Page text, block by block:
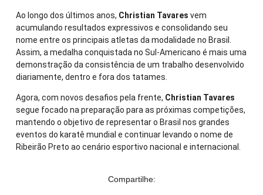
Ao longo dos últimos anos, Christian Tavares vem
acumulando resultados expressivos e consolidando seu
nome entre os principais atletas da modalidade no Brasil.
Assim, a medalha conquistada no Sul-Americano é mais uma
demonstração da consistência de um trabalho desenvolvido
diariamente, dentro e fora dos tatames.
Agora, com novos desafios pela frente, Christian Tavares
segue focado na preparação para as próximas competições,
mantendo o objetivo de representar o Brasil nos grandes
eventos do karatê mundial e continuar levando o nome de
Ribeirão Preto ao cenário esportivo nacional e internacional.
Compartilhe: